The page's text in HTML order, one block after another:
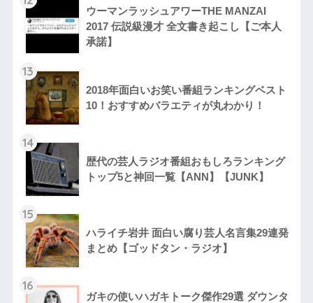
ウーマンラッシュアワーTHE MANZAI
2017 伝説級漫才 全文書き起こし【ご本人
承諾】
13
2018年面白いお笑い番組ランキングベスト
10！おすすめバラエティが丸わかり！
14
歴代の芸人ラジオ番組おもしろランキング
トップ5と神回一覧【ANN】【JUNK】
15
ハライチ岩井 面白い腐り芸人名言集29連発
まとめ【ゴッドタン・ラジオ】
16
ガキの使いハガキトーク傑作29選 ダウンタ